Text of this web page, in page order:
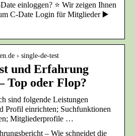
einloggen? ⭐️ Wir zeigen Ihnen
C-Date Login für Mitglieder ▶️
› single-de-test
und Erfahrung
Top oder Flop?
sind folgende Leistungen
Profil einrichten; Suchfunktionen
Mitgliederprofile …
– Wie schneidet die